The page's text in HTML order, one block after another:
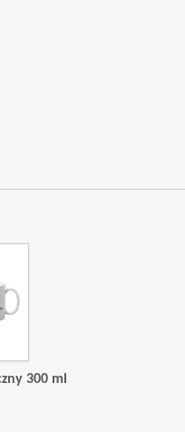
300 ml